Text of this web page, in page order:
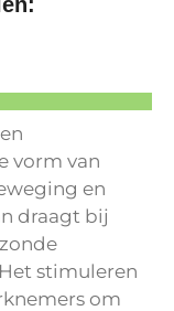
vorm van
en
draagt bij
stimuleren
om